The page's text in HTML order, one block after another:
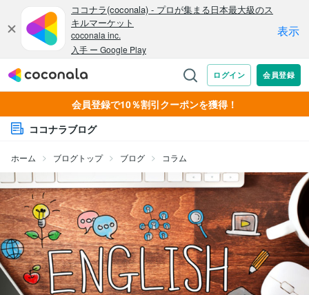
会員登録で10％割引クーポンを獲得！
ココナラブログ
ホーム ブログトップ ブログ コラム